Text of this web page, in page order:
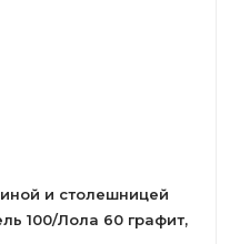
и столешницей
100/Лола 60 графит,